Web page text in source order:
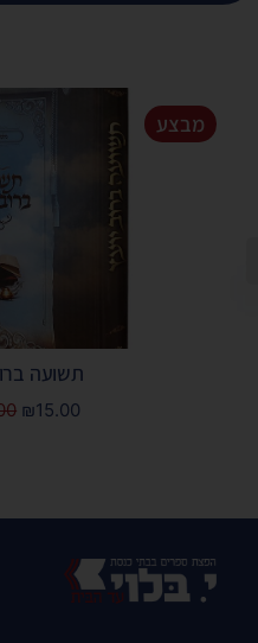
מבצע
תשועה
₪15.00